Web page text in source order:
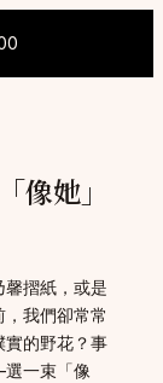
像她」
摺紙，或是
我們卻常常
實的野花？事
一束「像